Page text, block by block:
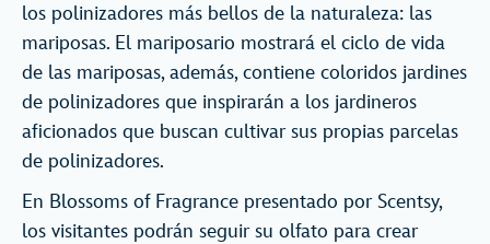
los polinizadores más bellos de la naturaleza: las
mariposas. El mariposario mostrará el ciclo de vida
de las mariposas, además, contiene coloridos jardines
de polinizadores que inspirarán a los jardineros
aficionados que buscan cultivar sus propias parcelas
de polinizadores.
En Blossoms of Fragrance presentado por Scentsy,
los visitantes podrán seguir su olfato para crear